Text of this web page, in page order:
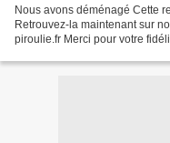
Nous avons déménagé Cette
Retrouvez-la maintenant sur
piroulie.fr Merci pour votre